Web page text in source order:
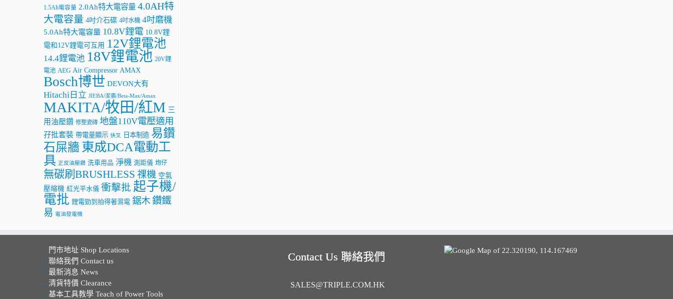
1.5Ah電容量 2.0Ah特大電容量 4.0AH特
大電容量 4吋介石碟 4吋水機 4吋磨機
5.0Ah特大電容量 10.8V鋰電 10.8V鋰
電和12V鋰電可互用 12V鋰電池
14.4鋰電池 18V鋰電池 20V鋰
電池 AEG Air Compressor AMAX
Bosch博世 DEVON大有
Hitachi日立 JIEBA/潔霸/Beta-Max/Amax
MAKITA/牧田/紅M 三
用油壓鑽 修整瓷磚 地盤110V電壓適用
孖批套裝 帶電量顯示 快叉 日本制造 易鑽
石屎牆 東成DCA電動工
具 正反油壓鑽 洗車用品 淨機 測距儀 炮仔
無碳刷BRUSHLESS 祼機 空氣
壓縮機 紅光平水儀 衝擊批 起子機/
電批 鋰電勁到拍得著濕電 鋸木 鑽鐵
易 電油發電機
門市地址 Shop Locations
聯絡我們 Contact us
最新消息 News
清貨特價 Clearance
基本工具教學 Teach of Power Tools
Contact Us 聯絡我們
SALES@TRIPLE.COM.HK